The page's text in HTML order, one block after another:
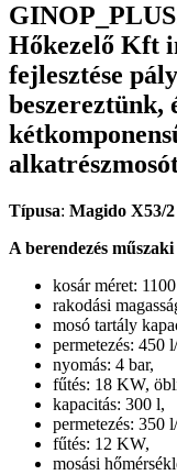
Hőkezelő Kft
fejlesztése
beszereztünk,
Típusa: Magido X53/
A berendezés
kosár méret:
rakodási
mosó tartály
permetezés: 450
nyomás: 4 bar,
fűtés: 18 KW,
kapacitás: 300 l,
permetezés: 350
fűtés: 12 KW,
mosási